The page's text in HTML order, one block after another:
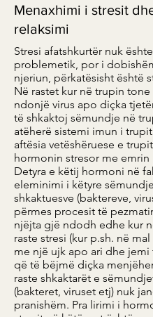
Menaxhimi i stresit
relaksimi
Stresi afatshkurtër nuk ështe
problemetik, por i
njeriun, përkatësisht është
Në rastet kur në trupin
ndonjë virus apo diçka
të shkaktoj sëmundje në
atëherë sistemi imun i
aftësia vetëshëruese e
hormonin stresor me emrin
Detyra e këtij hormoni në
eleminimi i këtyre
shkaktuesve (baktereve,
përmes procesit të
njëjta gjë ndodh edhe kur
raste stresi (kur p.sh. në
me një ujk apo ari dhe jemi
që të bëjmë diçka
raste shkaktarët e
(bakteret, viruset etj) nuk
pranishëm. Pra lirimi i